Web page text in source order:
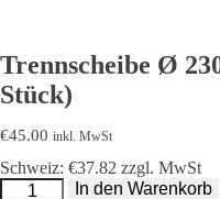
Trennscheibe Ø
Stück)
€45.00 inkl. MwSt
Schweiz: €37.82 zzgl. MwSt
Trennscheibe
In den Warenkorb